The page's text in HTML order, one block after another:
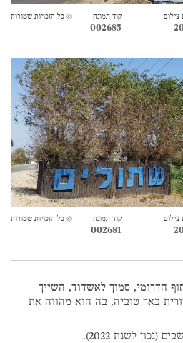
צילום קוד תמונה
002685
© כל הזכויות שמורות
צילום קוד תמונה
002681
© כל הזכויות שמורות
הדרומי, סמוך לאשדוד, השייך
באר טוביה, בה הוא מהווה את